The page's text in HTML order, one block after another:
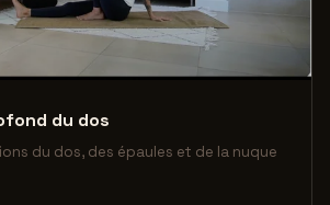
du dos
du dos, des épaules et de la nuque